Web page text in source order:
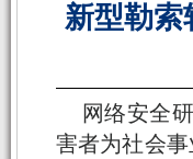
新型勒
网络安全
害者为社会